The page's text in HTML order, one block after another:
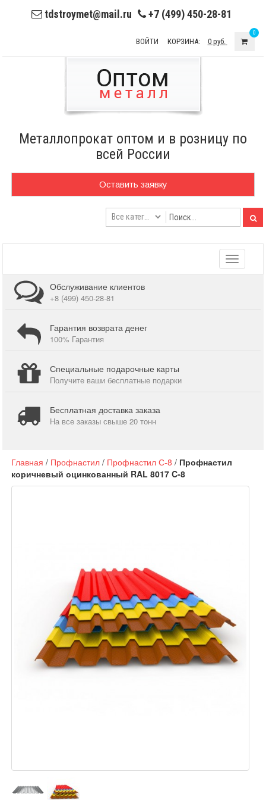
tdstroymet@mail.ru +7 (499) 450-28-81
ВОЙТИ КОРЗИНА: 0 руб.
0
Металлопрокат оптом и в розницу по
всей России
Оставить заявку
Toggle
Обслуживание клиентов
+8 (499) 450-28-81
Гарантия возврата денег
100% Гарантия
Специальные подарочные карты
Получите ваши бесплатные подарки
Бесплатная доставка заказа
На все заказы свыше 20 тонн
Главная / Профнастил / Профнастил С-8 / Профнастил
коричневый оцинкованный RAL 8017 C-8